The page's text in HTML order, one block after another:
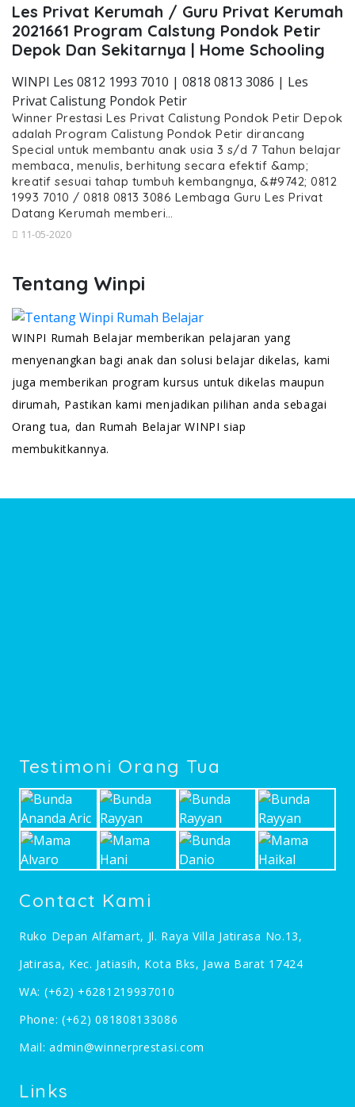
Les Privat Kerumah / Guru Privat Kerumah
2021661 Program Calstung Pondok Petir
Depok Dan Sekitarnya | Home Schooling
WINPI Les 0812 1993 7010 | 0818 0813 3086 | Les
Privat Calistung Pondok Petir
Winner Prestasi Les Privat Calistung Pondok Petir Depok
adalah Program Calistung Pondok Petir dirancang
Special untuk membantu anak usia 3 s/d 7 Tahun belajar
membaca, menulis, berhitung secara efektif &amp;
kreatif sesuai tahap tumbuh kembangnya, &#9742; 0812
1993 7010 / 0818 0813 3086 Lembaga Guru Les Privat
Datang Kerumah memberi…
11-05-2020
Tentang Winpi
WINPI Rumah Belajar memberikan pelajaran yang
menyenangkan bagi anak dan solusi belajar dikelas, kami
juga memberikan program kursus untuk dikelas maupun
dirumah, Pastikan kami menjadikan pilihan anda sebagai
Orang tua, dan Rumah Belajar WINPI siap
membukitkannya.
Testimoni Orang Tua
Contact Kami
Ruko Depan Alfamart, Jl. Raya Villa Jatirasa No.13,
Jatirasa, Kec. Jatiasih, Kota Bks, Jawa Barat 17424
WA: (+62) +6281219937010
Phone: (+62) 081808133086
Mail:admin@winnerprestasi.com
Links